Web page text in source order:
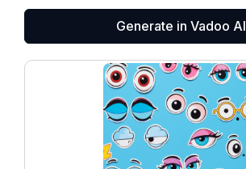
Generate in Vadoo AI